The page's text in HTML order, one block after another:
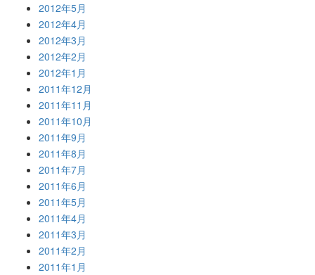
2012年5月
2012年4月
2012年3月
2012年2月
2012年1月
2011年12月
2011年11月
2011年10月
2011年9月
2011年8月
2011年7月
2011年6月
2011年5月
2011年4月
2011年3月
2011年2月
2011年1月